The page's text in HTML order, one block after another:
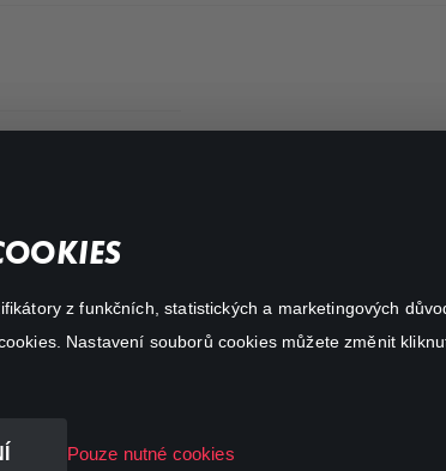
z funkčních, statistických a marketingových
Nastavení souborů cookies můžete změnit
Pouze nutné cookies